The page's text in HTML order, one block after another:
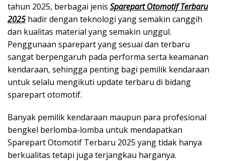
tahun 2025, berbagai jenis Sparepart Otomotif Terbaru
2025hadir dengan teknologi yang semakin canggih
dan kualitas material yang semakin unggul.
Penggunaan sparepart yang sesuai dan terbaru
sangat berpengaruh pada performa serta keamanan
kendaraan, sehingga penting bagi pemilik kendaraan
untuk selalu mengikuti update terbaru di bidang
sparepart otomotif.
Banyak pemilik kendaraan maupun para profesional
bengkel berlomba-lomba untuk mendapatkan
Sparepart Otomotif Terbaru 2025 yang tidak hanya
berkualitas tetapi juga terjangkau harganya.